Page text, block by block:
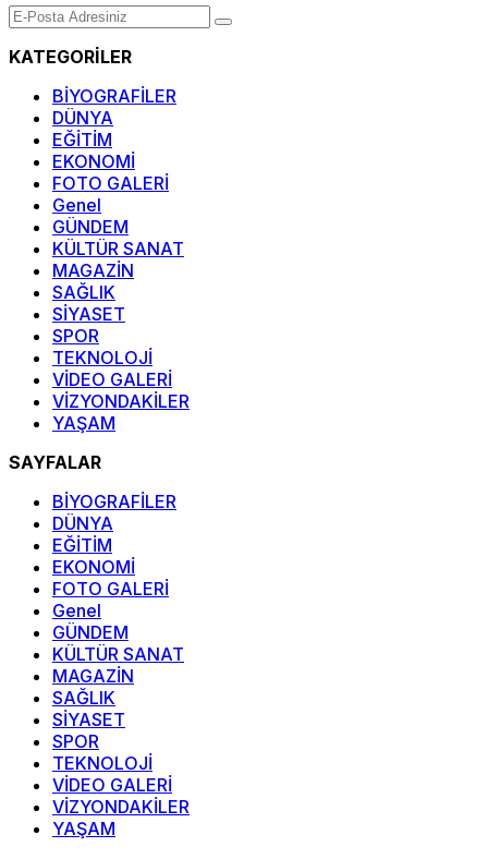
KATEGORİLER
BİYOGRAFİLER
DÜNYA
EĞİTİM
EKONOMİ
FOTO GALERİ
Genel
GÜNDEM
KÜLTÜR SANAT
MAGAZİN
SAĞLIK
SİYASET
SPOR
TEKNOLOJİ
VİDEO GALERİ
VİZYONDAKİLER
YAŞAM
SAYFALAR
BİYOGRAFİLER
DÜNYA
EĞİTİM
EKONOMİ
FOTO GALERİ
Genel
GÜNDEM
KÜLTÜR SANAT
MAGAZİN
SAĞLIK
SİYASET
SPOR
TEKNOLOJİ
VİDEO GALERİ
VİZYONDAKİLER
YAŞAM